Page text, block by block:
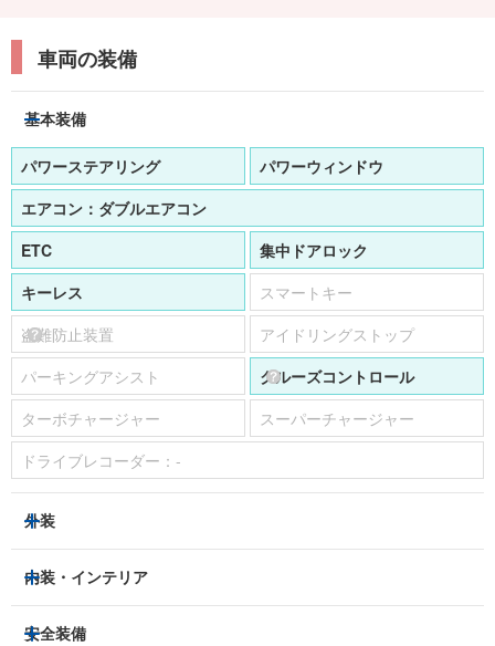
車両の装備
基本装備
パワーステアリング
パワーウィンドウ
エアコン： ダブルエアコン
ETC
集中ドアロック
キーレス
スマートキー
盗難防止装置
アイドリングストップ
パーキングアシスト
クルーズコントロール
ターボチャージャー
スーパーチャージャー
ドライブレコーダー： -
外装
ヘッドライト
アルミホイール：-
内装・インテリア
3列シート
安全装備